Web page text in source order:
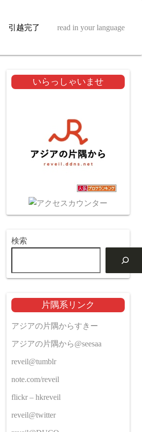
引越完了 read in your language
いらっしゃいませ
検索
片隅系リンク
アジアの片隅からすきー
アジアの片隅から@seesaa
reveil@tumblr
note.com/reveil
flickr – hkreveil
reveil@twitter